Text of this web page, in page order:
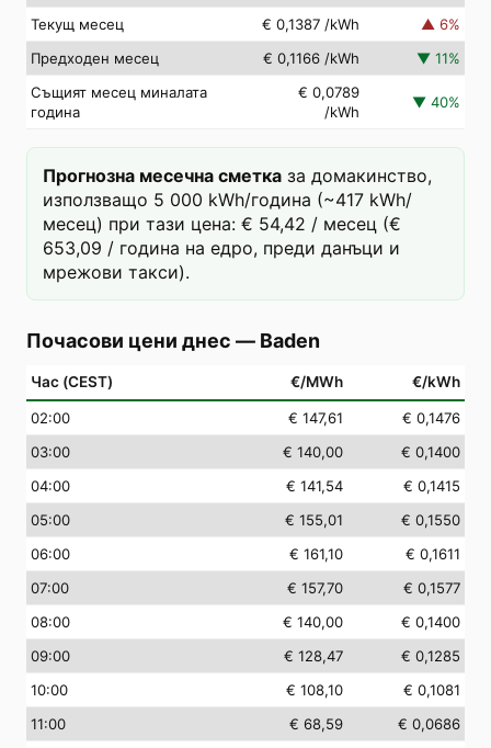
Текущ месец € 0,1387 /kWh ▲ 6%
Предходен месец
€ 0,1166 /kWh ▼ 11%
Същият месец миналата
година
€ 0,0789
/kWh
▼ 40%
Прогнозна месечна сметка за домакинство,
използващо 5 000 kWh/година (~417 kWh/
месец) при тази цена: € 54,42 / месец (€
653,09 / година на едро, преди данъци и
мрежови такси).
Почасови цени днес — Baden
Час (CEST) €/MWh €/kWh
02:00 € 147,61
€ 0,1476
03:00 € 140,00
€ 0,1400
04:00 € 141,54
€ 0,1415
05:00 € 155,01
€ 0,1550
06:00 € 161,10
€ 0,1611
07:00 € 157,70
€ 0,1577
08:00 € 140,00
€ 0,1400
09:00 € 128,47
€ 0,1285
10:00 € 108,10
€ 0,1081
11:00 € 68,59
€ 0,0686